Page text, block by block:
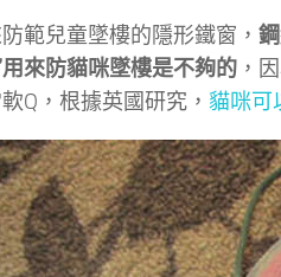
範兒童墜樓的隱形鐵窗，
來防貓咪墜樓是不夠的 ，
Q，根據英國研究， 貓咪可